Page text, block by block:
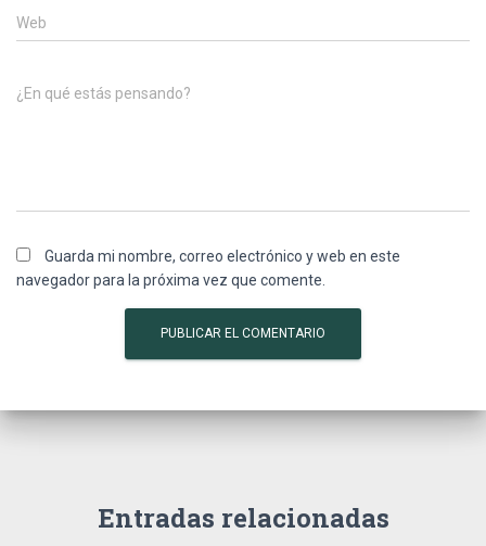
Web
¿En qué estás pensando?
Guarda mi nombre, correo electrónico y web en este
navegador para la próxima vez que comente.
Entradas relacionadas